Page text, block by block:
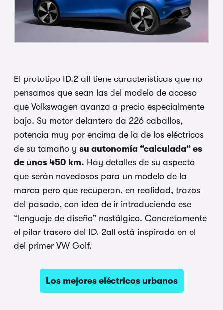
El prototipo ID.2 all tiene características que no
pensamos que sean las del modelo de acceso
que Volkswagen avanza a precio especialmente
bajo. Su motor delantero da 226 caballos,
potencia muy por encima de la de los eléctricos
de su tamaño y su autonomía “calculada” es
de unos 450 km. Hay detalles de su aspecto
que serán novedosos para un modelo de la
marca pero que recuperan, en realidad, trazos
del pasado, con idea de ir introduciendo ese
“lenguaje de diseño” nostálgico. Concretamente
el pilar trasero del ID. 2all está inspirado en el
del primer VW Golf.
Los mejores eléctricos urbanos